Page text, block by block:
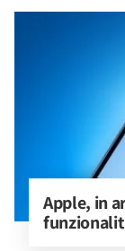
Apple, in